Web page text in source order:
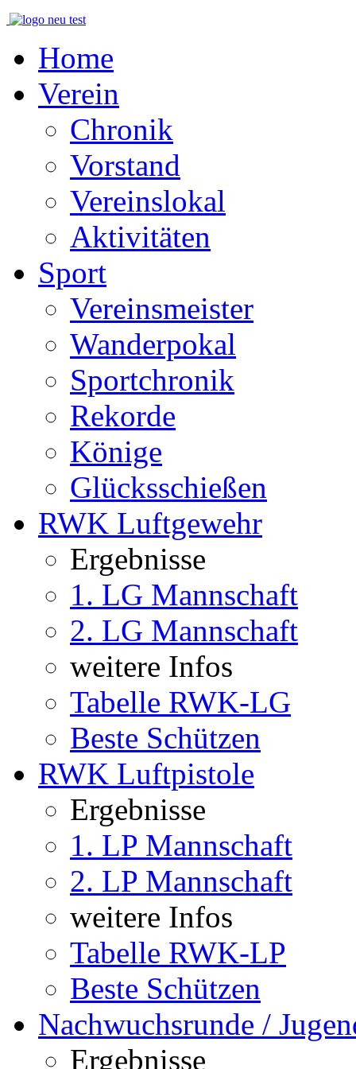
Home
Verein
Chronik
Vorstand
Vereinslokal
Aktivitäten
Sport
Vereinsmeister
Wanderpokal
Sportchronik
Rekorde
Könige
Glücksschießen
RWK Luftgewehr
Ergebnisse
1. LG Mannschaft
2. LG Mannschaft
weitere Infos
Tabelle RWK-LG
Beste Schützen
RWK Luftpistole
Ergebnisse
1. LP Mannschaft
2. LP Mannschaft
weitere Infos
Tabelle RWK-LP
Beste Schützen
Nachwuchsrunde /
Ergebnisse